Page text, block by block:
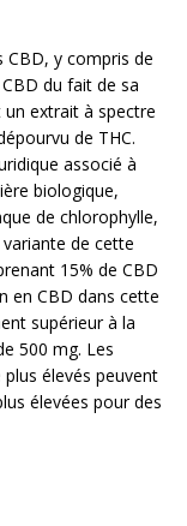
y compris de
du fait de sa
extrait à spectre
de THC.
associé à
biologique,
de chlorophylle,
de cette
15% de CBD
en CBD dans cette
supérieur à la
500 mg. Les
élevés peuvent
élevées pour des